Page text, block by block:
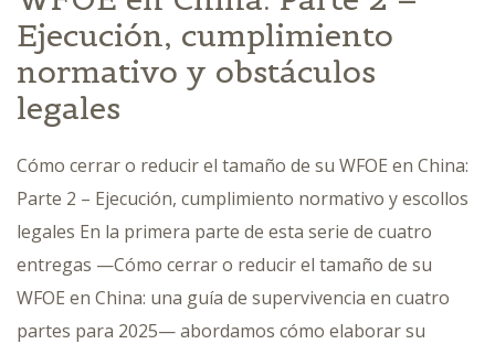
Ejecución, cumplimiento
normativo y obstáculos
legales
Cómo cerrar o reducir el tamaño de su WFOE en China:
Parte 2 – Ejecución, cumplimiento normativo y escollos
legales En la primera parte de esta serie de cuatro
entregas —Cómo cerrar o reducir el tamaño de su
WFOE en China: una guía de supervivencia en cuatro
partes para 2025— abordamos cómo elaborar su